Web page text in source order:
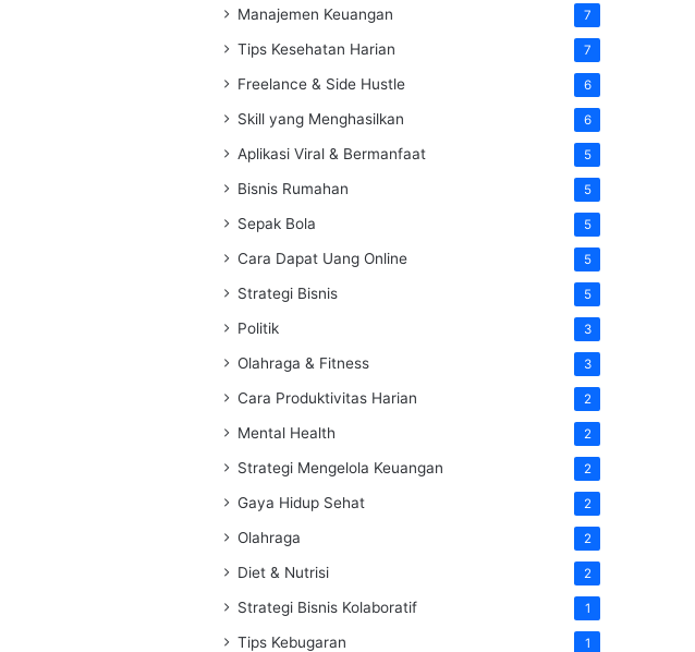
Manajemen Keuangan 7
Tips Kesehatan Harian 7
Freelance & Side Hustle 6
Skill yang Menghasilkan 6
Aplikasi Viral & Bermanfaat 5
Bisnis Rumahan 5
Sepak Bola 5
Cara Dapat Uang Online 5
Strategi Bisnis 5
Politik 3
Olahraga & Fitness 3
Cara Produktivitas Harian 2
Mental Health 2
Strategi Mengelola Keuangan 2
Gaya Hidup Sehat 2
Olahraga 2
Diet & Nutrisi 2
Strategi Bisnis Kolaboratif 1
Tips Kebugaran 1